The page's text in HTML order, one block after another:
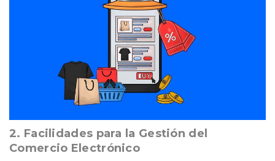
2. Facilidades para la Gestión del
Comercio Electrónico